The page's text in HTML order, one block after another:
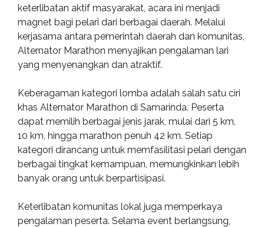
keterlibatan aktif masyarakat, acara ini menjadi
magnet bagi pelari dari berbagai daerah. Melalui
kerjasama antara pemerintah daerah dan komunitas,
Alternator Marathon menyajikan pengalaman lari
yang menyenangkan dan atraktif.
Keberagaman kategori lomba adalah salah satu ciri
khas Alternator Marathon di Samarinda. Peserta
dapat memilih berbagai jenis jarak, mulai dari 5 km,
10 km, hingga marathon penuh 42 km. Setiap
kategori dirancang untuk memfasilitasi pelari dengan
berbagai tingkat kemampuan, memungkinkan lebih
banyak orang untuk berpartisipasi.
Keterlibatan komunitas lokal juga memperkaya
pengalaman peserta. Selama event berlangsung,